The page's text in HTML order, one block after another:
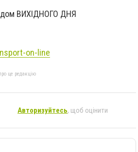
ВИХІДНОГО ДНЯ
on-line
це редакцію
Авторизуйтесь, щоб оцінити